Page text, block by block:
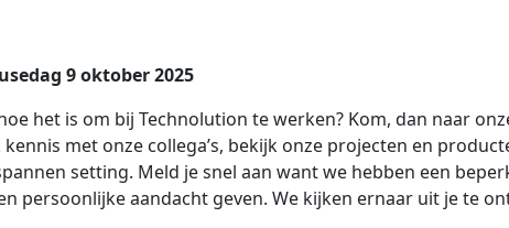
9 oktober 2025
het is om bij Technolution te werken? Kom, dan naar
met onze collega’s, bekijk onze projecten en
setting. Meld je snel aan want we hebben een
persoonlijke aandacht geven. We kijken ernaar uit je te